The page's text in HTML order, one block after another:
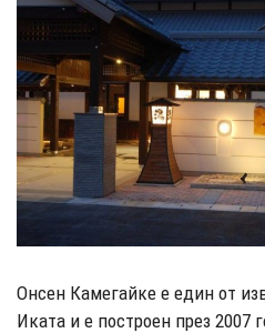
Онсен Камегайке е един от
Иката и е построен през 2007